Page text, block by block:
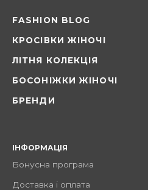
FASHION BLOG
КРОСІВКИ ЖІНОЧІ
ЛІТНЯ КОЛЕКЦІЯ
БОСОНІЖКИ ЖІНОЧІ
БРЕНДИ
ІНФОРМАЦІЯ
Бонусна програма
Доставка і оплата